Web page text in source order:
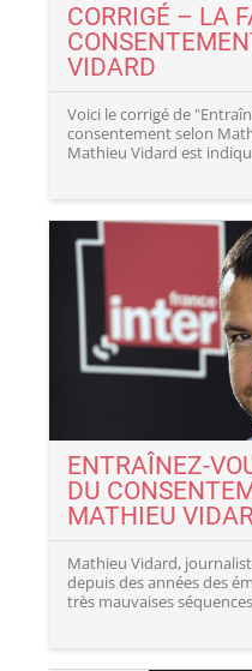
CORRIGÉ – LA
VIDARD
Voici le corrigé de
consentement selon
Mathieu Vidard est
ENTRAÎNEZ-
DU
MATHIEU
Mathieu Vidard,
depuis des années des
très mauvaises